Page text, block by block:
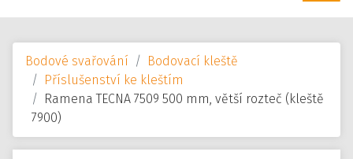
KAMENNÁ PRODEJNA
KONTAKTY
Bodové svařování
Bodovací kleště
Příslušenství ke kleštím
Ramena TECNA 7509 500 mm, větší rozteč (kleště
7900)